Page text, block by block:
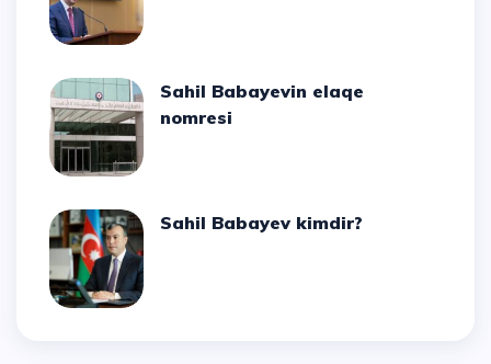
Sahil Babayevin elaqe
nomresi
Sahil Babayev kimdir?